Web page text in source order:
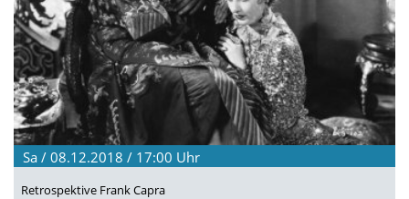
Sa / 08.12.2018 / 17:00 Uhr
Retrospektive Frank Capra